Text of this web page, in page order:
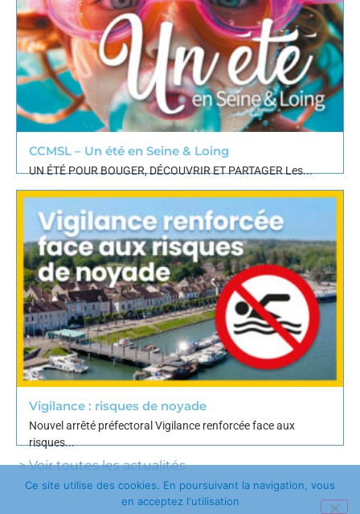
CCMSL – Un été en Seine & Loing
UN ÉTÉ POUR BOUGER, DÉCOUVRIR ET PARTAGER Les...
Vigilance : risques de noyade
Nouvel arrêté préfectoral Vigilance renforcée face aux
risques...
> Voir toutes les actualités
Ce site utilise des cookies. En poursuivant la navigation, vous
en acceptez l'utilisation